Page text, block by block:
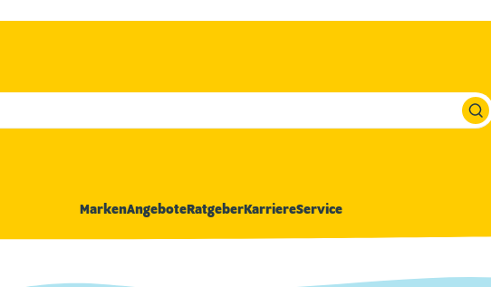
MarkenAngeboteRatgeberKarriereService